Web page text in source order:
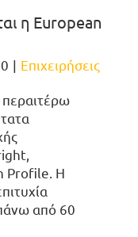
η European
| Επιχειρήσεις
περαιτέρω
Profile. Η
από 60